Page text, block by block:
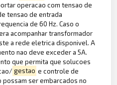
operacao com tensao de
tensao de entrada
de 60 Hz. Caso o
acompanhar transformador
a rede eletrica disponivel. A
nao deve exceder a 5A.
que permita que solucoes
gestao e controle de
ser embarcados no